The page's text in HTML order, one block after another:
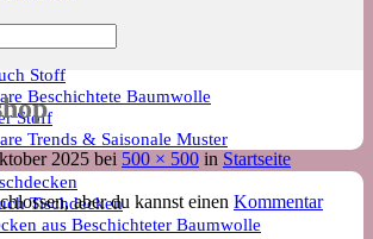
Stoff
Beschichtete Baumwolle
Stoff
Trends & Saisonale Muster
Tischdecken
aus Beschichteter Baumwolle
2025 bei 500 × 500 in Startseite
aber du kannst einen Kommentar